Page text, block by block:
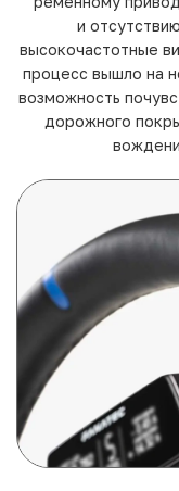
и
высокочастотные
процесс вышло на
возможность
дорожного